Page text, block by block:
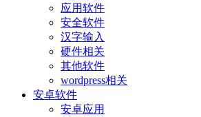
应用软件
安全软件
汉字输入
硬件相关
其他软件
wordpress相关
安卓软件
安卓应用